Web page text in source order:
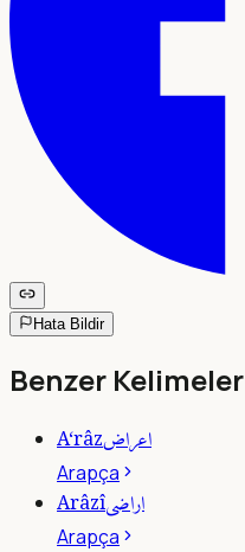
Hata Bildir
Benzer Kelimeler
A‘râzاعراض
Arapça
Arâzîاراضى
Arapça